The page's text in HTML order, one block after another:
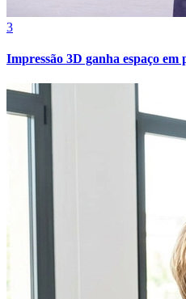
3
Impressão 3D ganha espaço em